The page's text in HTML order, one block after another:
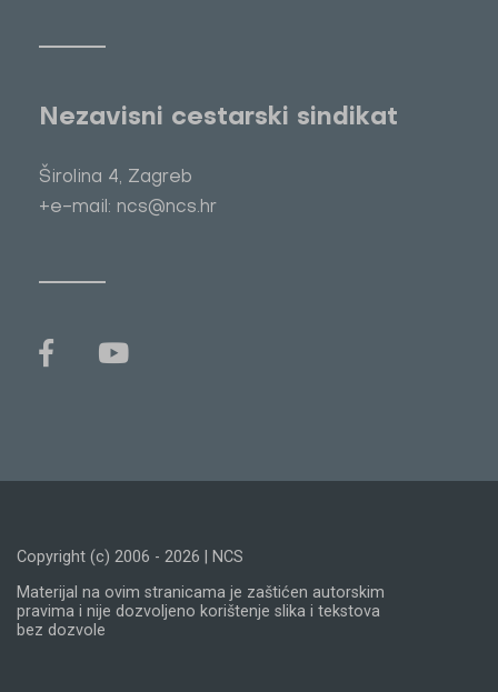
Nezavisni cestarski sindikat
Širolina 4, Zagreb
+e-mail: ncs@ncs.hr
Copyright (c) 2006 - 2026 | NCS
Materijal na ovim stranicama je zaštićen autorskim
pravima i nije dozvoljeno korištenje slika i tekstova
bez dozvole